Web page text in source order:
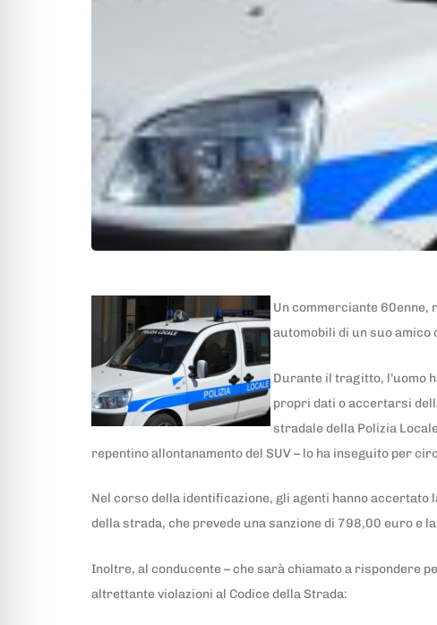
Un commerciante 60enne,
automobili di un suo amico
Durante il tragitto, l’uomo
propri dati o accertarsi
stradale della Polizia
repentino allontanamento del SUV – lo ha inseguito per
Nel corso della identificazione, gli agenti hanno
della strada, che prevede una sanzione di 798,00 euro e
Inoltre, al conducente – che sarà chiamato a rispondere
altrettante violazioni al Codice della Strada: